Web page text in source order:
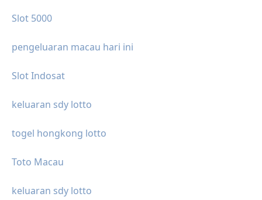
Slot 5000
pengeluaran macau hari ini
Slot Indosat
keluaran sdy lotto
togel hongkong lotto
Toto Macau
keluaran sdy lotto